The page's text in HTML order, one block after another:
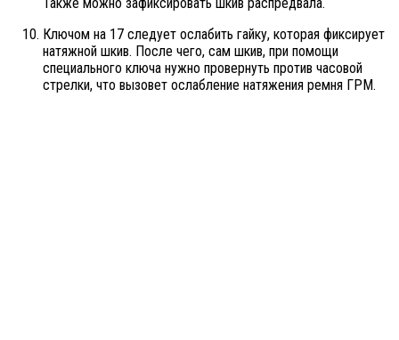
Ключом на 17 следует ослабить гайку, которая фиксирует
натяжной шкив. После чего, сам шкив, при помощи
специального ключа нужно провернуть против часовой
стрелки, что вызовет ослабление натяжения ремня ГРМ.